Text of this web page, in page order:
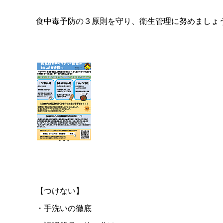
食中毒予防の３原則を守り、衛生管理に努めましょ
【つけない】
・手洗いの徹底